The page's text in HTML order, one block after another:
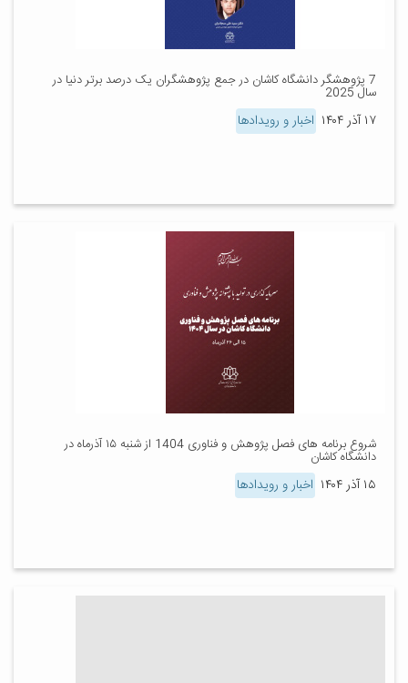
7 پژوهشگر دانشگاه کاشان در جمع پژوهشگران یک درصد برتر دنیا در
سال 2025
۱۷ آذر ۱۴۰۴ اخبار و رویدادها
شروع برنامه های فصل پژوهش و فناوری 1404 از شنبه ۱۵ آذرماه در
دانشگاه کاشان
۱۵ آذر ۱۴۰۴ اخبار و رویدادها